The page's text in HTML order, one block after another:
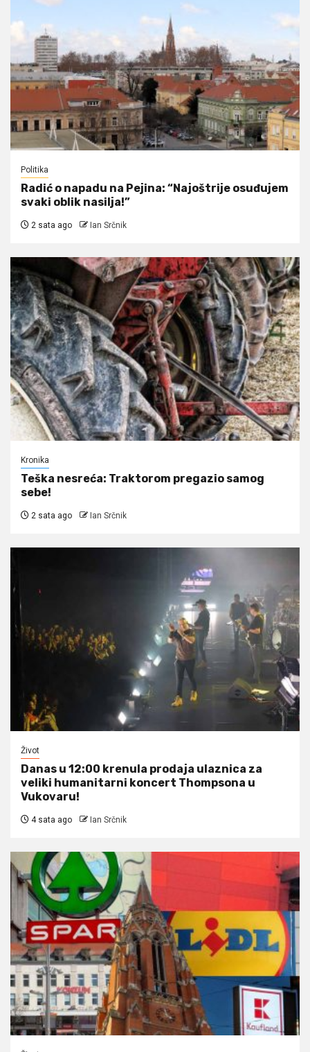
Politika
Radić o napadu na Pejina: “Najoštrije osuđujem
svaki oblik nasilja!”
2 sata ago Ian Srčnik
Kronika
Teška nesreća: Traktorom pregazio samog
sebe!
2 sata ago Ian Srčnik
Život
Danas u 12:00 krenula prodaja ulaznica za
veliki humanitarni koncert Thompsona u
Vukovaru!
4 sata ago Ian Srčnik